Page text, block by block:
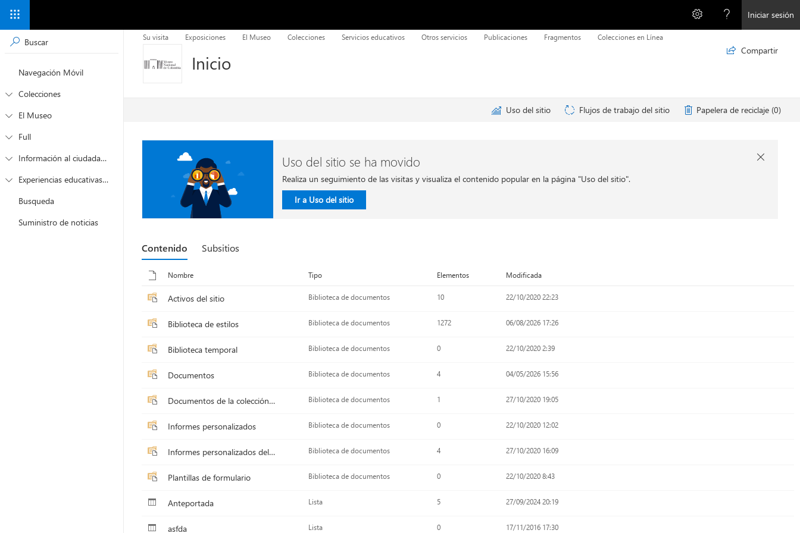
Iniciar sesión
Navegación Móvil
 Colecciones
 El Museo
 Full
 Información al ciudadano

Experiencias educativas por el museo
Busqueda
Suministro de noticias
Su visita Exposiciones El Museo Colecciones Servicios educativos Otros servicios Publicaciones Fragmentos Colecciones en Línea
Inicio
 Compartir
Uso del sitio Flujos de trabajo del sitio Papelera de reciclaje (0)
Uso del sitio se ha movido
Realiza un seguimiento de las visitas y visualiza el contenido popular en la página "Uso del sitio".
Ir a Uso del sitio

Contenido Subsitios
Nombre Tipo Elementos Modificada
Activos del sitio Biblioteca de documentos 10 22/10/2020 22:23
Biblioteca de estilos Biblioteca de documentos 1272 06/08/2026 17:26
Biblioteca temporal Biblioteca de documentos 0 22/10/2020 2:39
Documentos Biblioteca de documentos 4 04/05/2026 15:56
Documentos de la colección de sitios Biblioteca de documentos 1 27/10/2020 19:05
Informes personalizados Biblioteca de documentos 0 22/10/2020 12:02
Informes personalizados del sitio Biblioteca de documentos 4 27/10/2020 16:09
Plantillas de formulario Biblioteca de documentos 0 22/10/2020 8:43
Anteportada Lista 5 27/09/2024 20:19
asfda Lista 0 17/11/2016 17:30